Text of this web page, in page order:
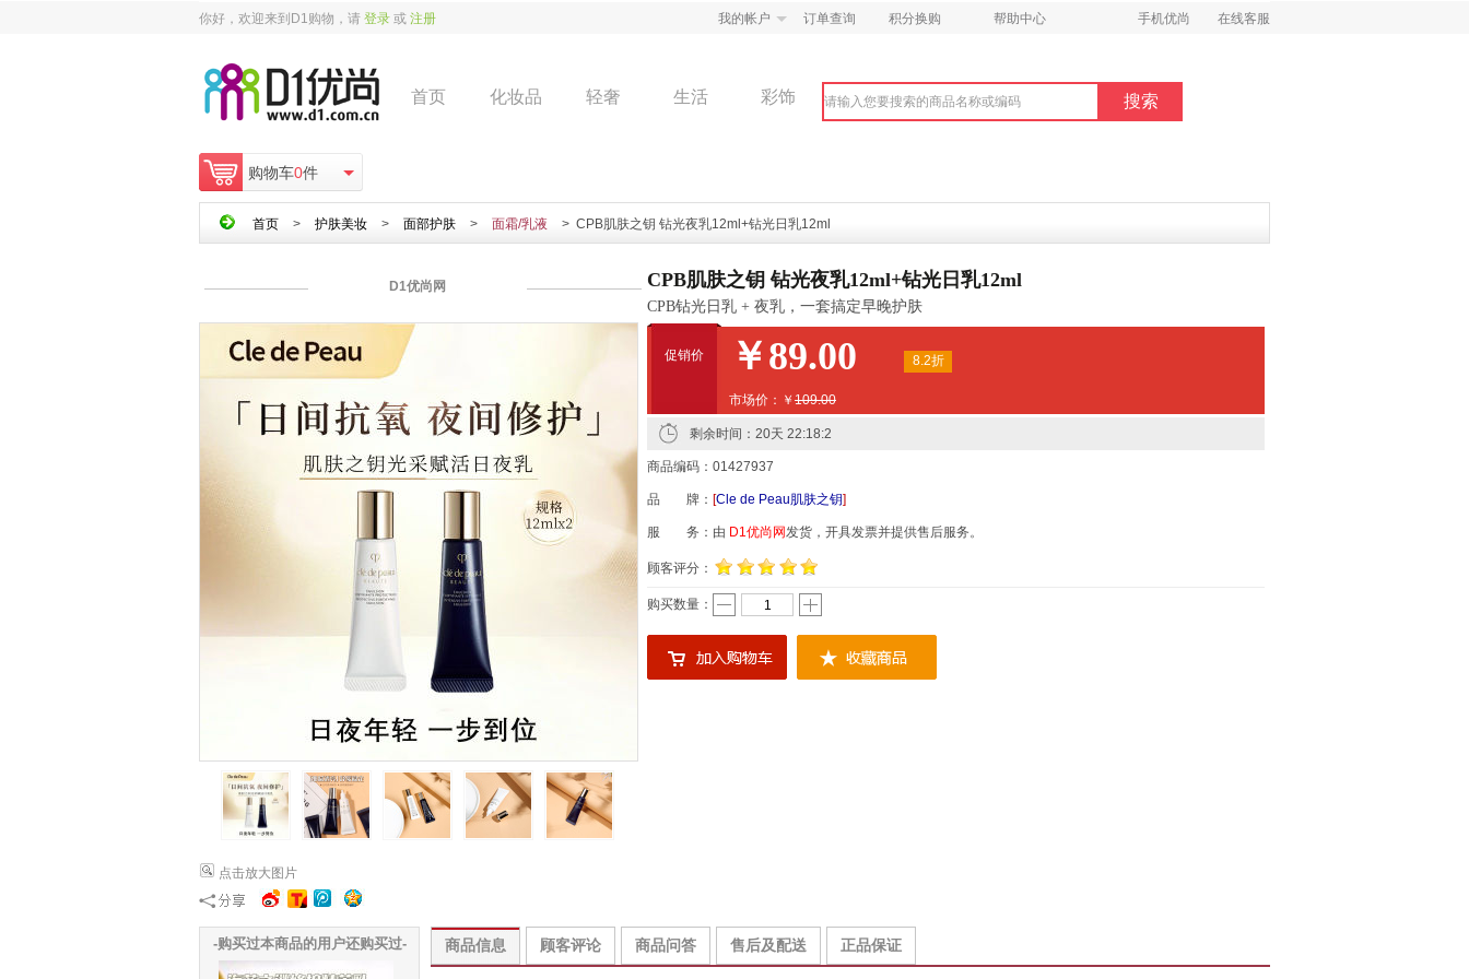
你好，欢迎来到D1购物，请 登录 或 注册 我的帐户 订单查询 积分换购 帮助中心 在线客服
手机优尚
首页 化妆品 轻奢 生活 彩饰
购物车0件
首页 > 护肤美妆 > 面部护肤 > 面霜/乳液 > CPB肌肤之钥 钻光夜乳12ml+钻光日乳12ml
D1优尚网
点击放大图片
CPB肌肤之钥 钻光夜乳12ml+钻光日乳12ml
CPB钻光日乳 + 夜乳，一套搞定早晚护肤
￥89.00 8.2折
市场价：￥ 109.00
促销价
剩余时间： 20天 22:18:1
商品编码：01427937
品 牌： [Cle de Peau肌肤之钥]
服 务：由 D1优尚网发货，开具发票并提供售后服务。
顾客评分：
购买数量：
商品信息 顾客评论 商品问答 售后及配送 正品保证
-购买过本商品的用户还购买过-